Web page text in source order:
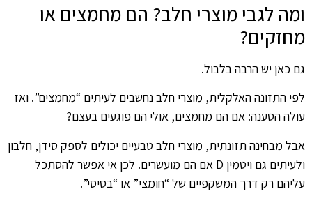
ומה לגבי מוצרי חלב? הם מחמצים או
מחזקים?
גם כאן יש הרבה בלבול.
לפי התזונה האלקלית, מוצרי חלב נחשבים לעיתים “מחמצים”. ואז
עולה הטענה: אם הם מחמצים, אולי הם פוגעים בעצם?
אבל מבחינה תזונתית, מוצרי חלב טבעיים יכולים לספק סידן, חלבון
ולעיתים גם ויטמין D אם הם מועשרים. לכן אי אפשר להסתכל
עליהם רק דרך המשקפיים של “חומצי” או “בסיסי”.